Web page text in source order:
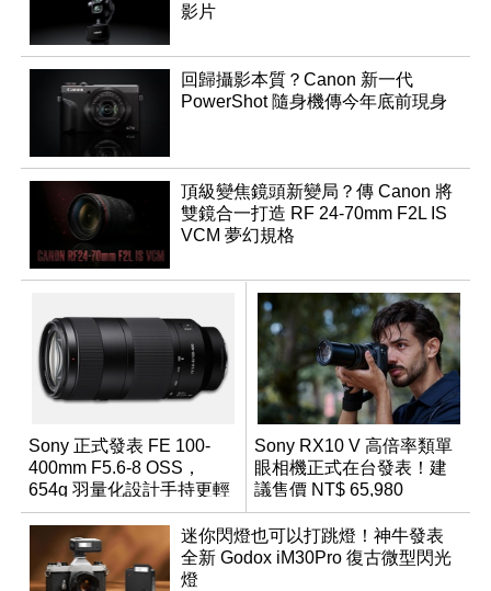
影片
回歸攝影本質？Canon 新一代
PowerShot 隨身機傳今年底前現身
頂級變焦鏡頭新變局？傳 Canon 將
雙鏡合一打造 RF 24-70mm F2L IS
VCM 夢幻規格
Sony 正式發表 FE 100-
400mm F5.6-8 OSS，
654g 羽量化設計手持更輕
鬆
Sony RX10 V 高倍率類單
眼相機正式在台發表！建
議售價 NT$ 65,980
迷你閃燈也可以打跳燈！神牛發表
全新 Godox iM30Pro 復古微型閃光
燈